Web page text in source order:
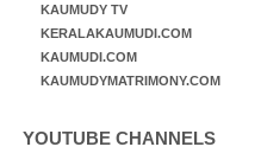
KAUMUDY TV
KERALAKAUMUDI.COM
KAUMUDI.COM
KAUMUDYMATRIMONY.COM
YOUTUBE CHANNELS